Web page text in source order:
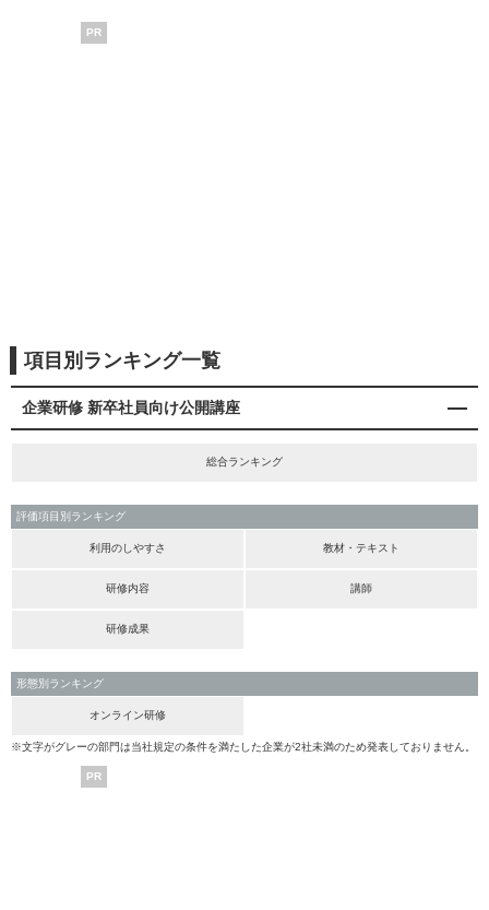
PR
項目別ランキング一覧
企業研修 新卒社員向け公開講座
総合ランキング
評価項目別ランキング
利用のしやすさ 教材・テキスト
研修内容 講師
研修成果
形態別ランキング
オンライン研修
※文字がグレーの部門は当社規定の条件を満たした企業が2社未満のため発表しておりません。
PR